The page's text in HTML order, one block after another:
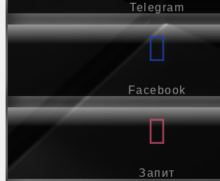
Telegram
Facebook
Запит